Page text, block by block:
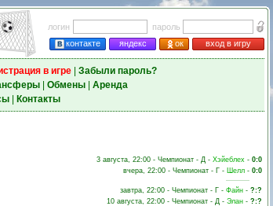
логин
пароль
контакте
яндекс ок вход в игру
в игре| Забыли пароль?
| Обмены| Аренда
| Контакты
3 августа, 22:00 - Чемпионат - Д - Хэйеблех - 0:0
вчера, 22:00 - Чемпионат - Г - Шелл - 0:0
завтра, 22:00 - Чемпионат - Г - Файн - ?:?
10 августа, 22:00 - Чемпионат - Д - Элан - ?:?